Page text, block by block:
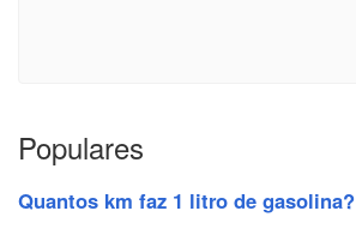
Populares
Quantos km faz 1 litro de gasolina?